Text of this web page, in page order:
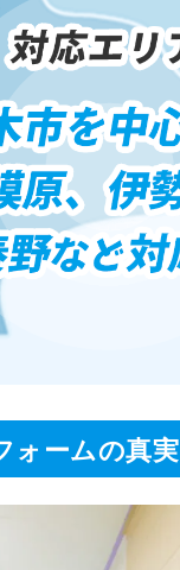
ォームの真実